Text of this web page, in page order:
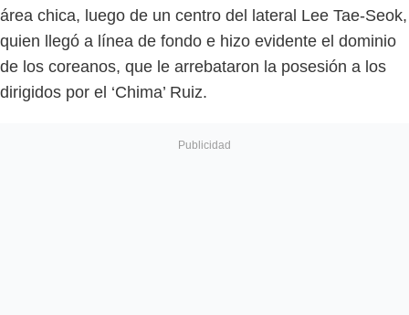
área chica, luego de un centro del lateral Lee Tae-Seok,
quien llegó a línea de fondo e hizo evidente el dominio
de los coreanos, que le arrebataron la posesión a los
dirigidos por el ‘Chima’ Ruiz.